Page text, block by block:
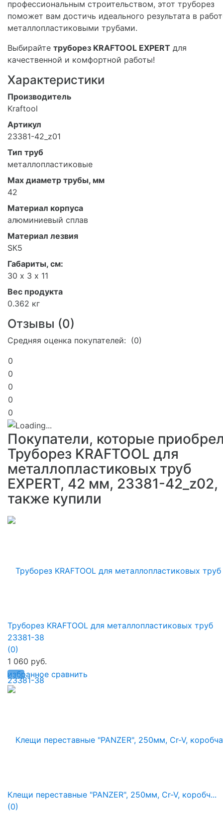
профессиональным строительством, этот труборез
поможет вам достичь идеального результата в
металлопластиковыми трубами.
Выбирайте труборез KRAFTOOL EXPERT для
качественной и комфортной работы!
Характеристики
Производитель
Kraftool
Артикул
23381-42_z01
Тип труб
металлопластиковые
Max диаметр трубы, мм
42
Материал корпуса
алюминиевый сплав
Материал лезвия
SК5
Габариты, см:
30 х 3 х 11
Вес продукта
0.362 кг
Отзывы (0)
Средняя оценка покупателей: (0)
0
0
0
0
0
Покупатели, которые
Труборез KRAFTOOL для
металлопластиковых труб
EXPERT, 42 мм, 23381-42_z02,
также купили
избранное сравнить
Труборез KRAFTOOL для металлопластиковых труб
23381-38
(0)
1 060 руб.
Клещи переставные "PANZER", 250мм, Cr-V, коробч...
(0)